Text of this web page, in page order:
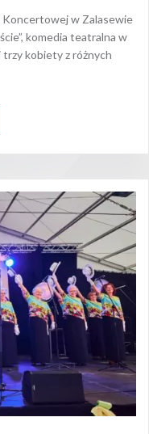
Koncertowej w Zalasewie
komedia teatralna w
kobiety z różnych